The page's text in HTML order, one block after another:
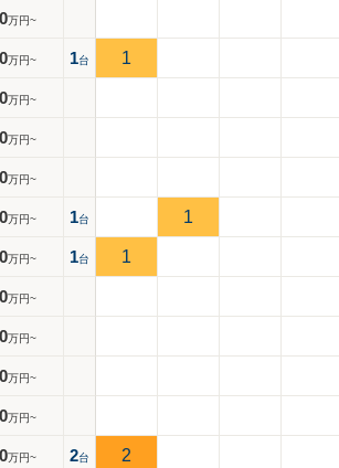
万円~
万円~ 1台 1
万円~
万円~
万円~
万円~ 1台 1
万円~ 1台 1
万円~
万円~
万円~
万円~
万円~ 2台 2